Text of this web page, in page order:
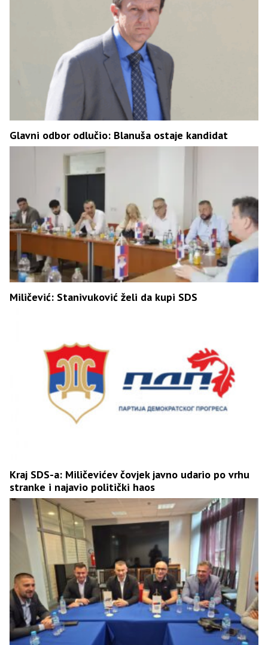
Glavni odbor odlučio: Blanuša ostaje kandidat
Miličević: Stanivuković želi da kupi SDS
Kraj SDS-a: Miličevićev čovjek javno udario po vrhu
stranke i najavio politički haos